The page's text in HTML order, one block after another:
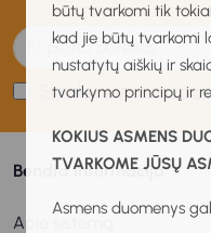
būtų tvarkomi tik
kad jie būtų tvarkomi
nustatytų aiškių ir
tvarkymo principų ir
KOKIUS ASMENS
TVARKOME JŪSŲ
Asmens duomenys
Sutinku su privatumo
Bendra informacija
Apie sistemą